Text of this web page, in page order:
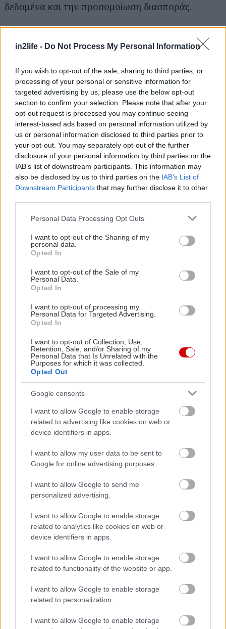
in2life - Do Not Process My Personal Information
If you wish to opt-out of the sale, sharing to third parties, or
processing of your personal or sensitive information for
targeted advertising by us, please use the below opt-out
section to confirm your selection. Please note that after your
opt-out request is processed you may continue seeing
interest-based ads based on personal information utilized by
us or personal information disclosed to third parties prior to
your opt-out. You may separately opt-out of the further
disclosure of your personal information by third parties on the
IAB’s list of downstream participants. This information may
also be disclosed by us to third parties on the IAB’s List of
Downstream Participants that may further disclose it to other
Please note that this website/app uses one or more Google
not limited to your visit or usage behaviour. You may click to
grant or deny consent to Google and its third-party tags to
use your data for below specified purposes in below Google
consent section.
Personal Data Processing Opt Outs
I want to opt-out of the Sharing of my
personal data.
Opted In
I want to opt-out of the Sale of my
Personal Data.
Opted In
I want to opt-out of processing my
Personal Data for Targeted Advertising.
Opted In
I want to opt-out of Collection, Use,
Retention, Sale, and/or Sharing of my
Personal Data that Is Unrelated with the
Purposes for which it was collected.
Opted Out
Google consents
I want to allow Google to enable storage
related to advertising like cookies on web or
device identifiers in apps.
I want to allow my user data to be sent to
Google for online advertising purposes.
I want to allow Google to send me
personalized advertising.
I want to allow Google to enable storage
related to analytics like cookies on web or
device identifiers in apps.
I want to allow Google to enable storage
related to functionality of the website or app.
I want to allow Google to enable storage
related to personalization.
I want to allow Google to enable storage
δεδομένα και την προσομοίωση διασποράς.
Νικόλας Γεωργιακώδης
Ο Νικόλας Γεωργιακώδης είναι δημοσιογράφος και personal
προπονητική. Αποφοίτησε από το Τμήμα Επικοινωνίας και
Μέσων Μαζικής Ενημέρωσης του Εθνικού και
Παράλληλα με τη δημοσιογραφία, ειδικεύτηκε στο fitness,